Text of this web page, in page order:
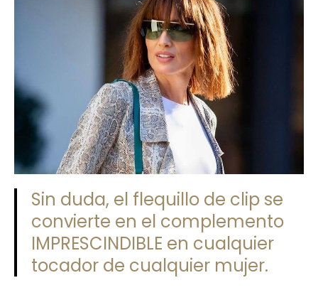
Sin duda, el flequillo de clip se
convierte en el complemento
IMPRESCINDIBLE en cualquier
tocador de cualquier mujer.